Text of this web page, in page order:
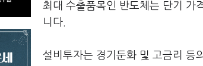
최대 수출품목인 반도체는 단기 가
니다.
설비투자는 경기둔화 및 고금리 등